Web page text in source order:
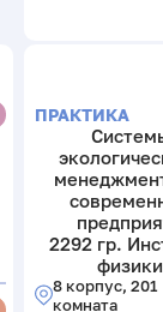
ПРАКТИКА
2292 гр.
физики
8 корпус, 201
комната